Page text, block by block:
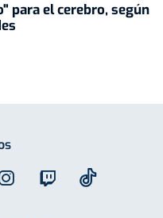
para el cerebro, según